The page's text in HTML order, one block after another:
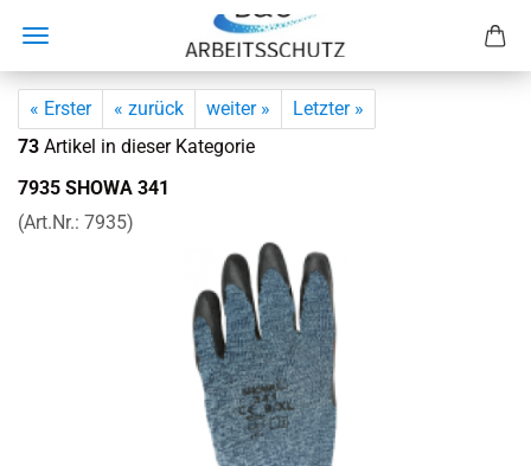
« Erster « zurück weiter »
Letzter »
73 Artikel in dieser Kategorie
7935 SHOWA 341
(Art.Nr.: 7935)